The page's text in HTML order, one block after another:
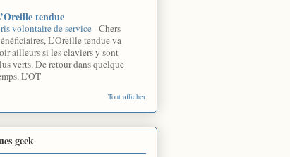
tendue
volontaire de service-Chers
L’Oreille tendue va
ailleurs si les claviers y sont
verts. De retour dans quelque
L’OT
Tout afficher
geek